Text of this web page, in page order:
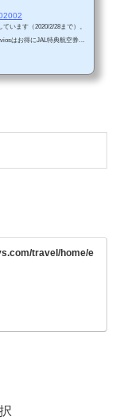
います（2020/2/28まで）。
はお得にJAL特典航空券に
・80,000 Avios購入時の単
travel/home/e